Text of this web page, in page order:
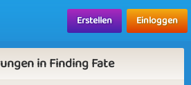
Erstellen Einloggen
in Finding Fate